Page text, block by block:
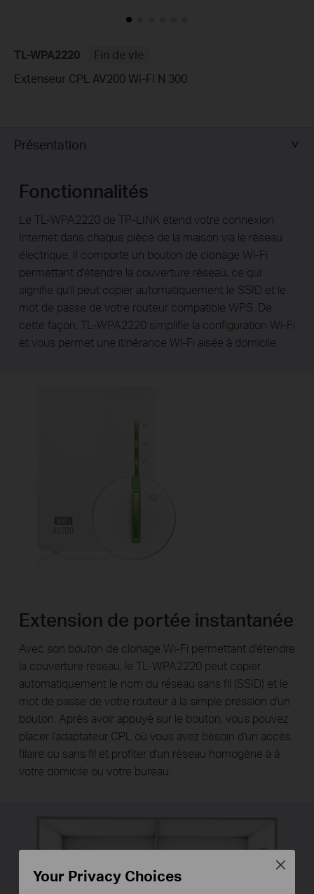
TL-WPA2220
Fin de vie
Extenseur CPL AV200 Wi-Fi N 300
Présentation
Fonctionnalités
Le TL-WPA2220 de TP-LINK étend votre connexion
Internet dans chaque pièce de la maison via le réseau
électrique. Il comporte un bouton de clonage Wi-Fi
permettant d'étendre la couverture réseau, ce qui
signifie qu'il peut copier automatiquement le SSID et le
mot de passe de votre routeur compatible WPS. De
cette façon, TL-WPA2220 simplifie la configuration Wi-Fi
et vous permet une itinérance Wi-Fi aisée à domicile.
Extension de portée instantanée
Avec son bouton de clonage Wi-Fi permettant d'étendre
la couverture réseau, le TL-WPA2220 peut copier
automatiquement le nom du réseau sans fil (SSID) et le
mot de passe de votre routeur à la simple pression d'un
bouton. Après avoir appuyé sur le bouton, vous pouvez
placer l'adaptateur CPL où vous avez besoin d'un accès
filaire ou sans fil et profiter d'un réseau homogène à à
votre domicile ou votre bureau.
Your Privacy Choices
Close